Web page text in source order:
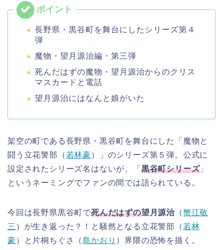
長野県・黒谷町を舞台にしたシリーズ第４
弾
魔物・望月源治編・第三弾
死んだはずの魔物・望月源治からのクリス
マスカードと電話
望月源治にはなんと娘がいた
架空の町である長野県・黒谷町を舞台にした「魔物と
闘う立花警部（ 若林豪 ）」のシリーズ第５弾。公式に
設定されたシリーズ名はないが、「 黒谷町シリーズ」
というネーミングでファンの間では語られている。
今回は長野県黒谷町で死んだはずの望月源治 （蟹江敬
三 ）が生き返った？！と騒然となる立花警部（ 若林
豪 ）と片桐ちぐさ（島かおり ）界隈の恐怖を描く。